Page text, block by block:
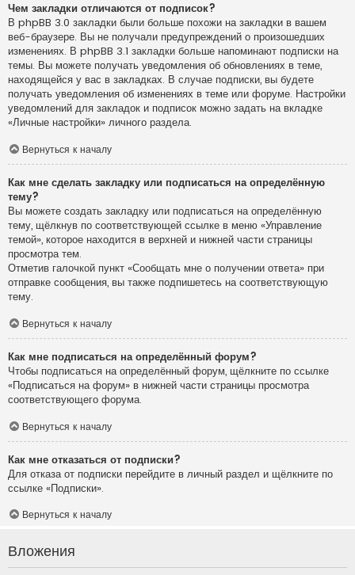
Чем закладки отличаются от подписок?
В phpBB 3.0 закладки были больше похожи на закладки в вашем
веб-браузере. Вы не получали предупреждений о произошедших
изменениях. В phpBB 3.1 закладки больше напоминают подписки на
темы. Вы можете получать уведомления об обновлениях в теме,
находящейся у вас в закладках. В случае подписки, вы будете
получать уведомления об изменениях в теме или форуме. Настройки
уведомлений для закладок и подписок можно задать на вкладке
«Личные настройки» личного раздела.
Вернуться к началу
Как мне сделать закладку или подписаться на определённую
тему?
Вы можете создать закладку или подписаться на определённую
тему, щёлкнув по соответствующей ссылке в меню «Управление
темой», которое находится в верхней и нижней части страницы
просмотра тем.
Отметив галочкой пункт «Сообщать мне о получении ответа» при
отправке сообщения, вы также подпишетесь на соответствующую
тему.
Вернуться к началу
Как мне подписаться на определённый форум?
Чтобы подписаться на определённый форум, щёлкните по ссылке
«Подписаться на форум» в нижней части страницы просмотра
соответствующего форума.
Вернуться к началу
Как мне отказаться от подписки?
Для отказа от подписки перейдите в личный раздел и щёлкните по
ссылке «Подписки».
Вернуться к началу
Вложения